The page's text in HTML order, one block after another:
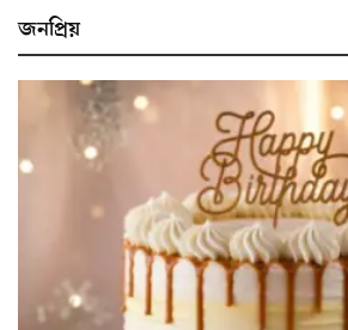
জনপ্ৰিয়